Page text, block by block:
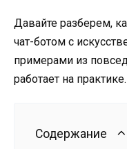
Давайте разберем,
чат-ботом с
примерами из
работает на практике.
Содержание